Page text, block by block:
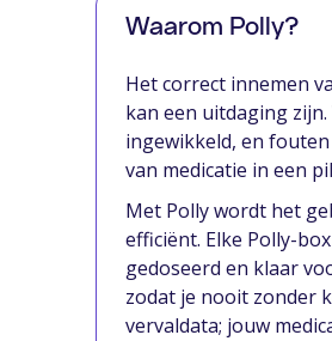
Waarom Polly?
Het correct innemen
kan een uitdaging
ingewikkeld, en
van medicatie in een
Met Polly wordt het
efficiënt. Elke Polly-
gedoseerd en klaar
zodat je nooit zonder
vervaldata; jouw